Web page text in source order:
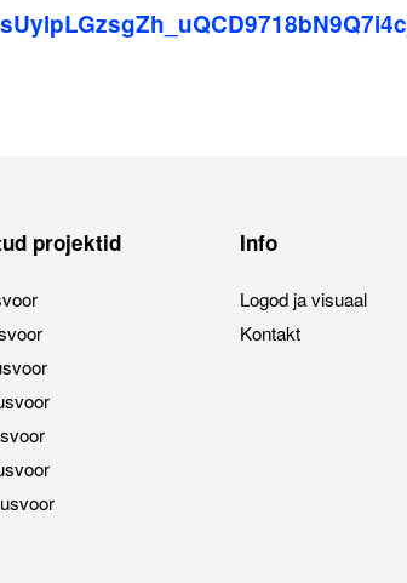
projektid Info
Logod ja visuaal
Kontakt